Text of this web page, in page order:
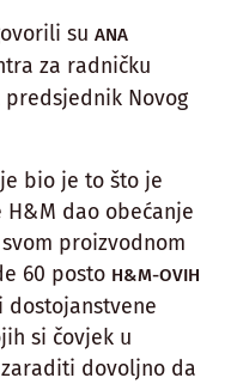
su ANA
za radničku
predsjednik Novog
bio je to što je
dao obećanje
proizvodnom
60 posto H&M-OVIH
dostojanstvene
si čovjek u
dovoljno da